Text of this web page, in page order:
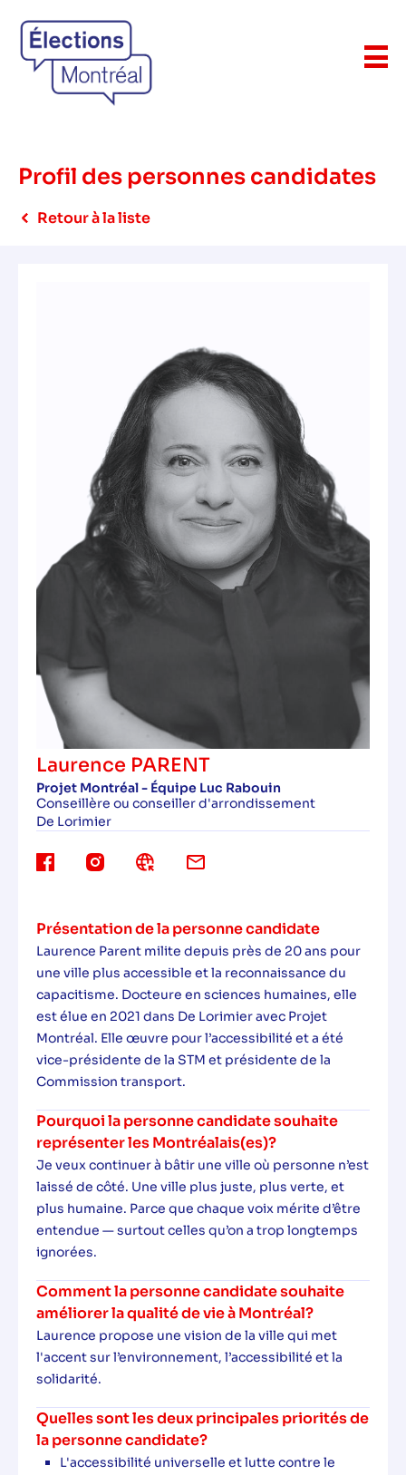
Profil des personnes candidates
Retour à la liste
Laurence PARENT
Projet Montréal - Équipe Luc Rabouin
Conseillère ou conseiller d'arrondissement
De Lorimier
Présentation de la personne candidate
Laurence Parent milite depuis près de 20 ans pour
une ville plus accessible et la reconnaissance du
capacitisme. Docteure en sciences humaines, elle
est élue en 2021 dans De Lorimier avec Projet
Montréal. Elle œuvre pour l’accessibilité et a été
vice-présidente de la STM et présidente de la
Commission transport.
Pourquoi la personne candidate souhaite
représenter les Montréalais(es)?
Je veux continuer à bâtir une ville où personne n’est
laissé de côté. Une ville plus juste, plus verte, et
plus humaine. Parce que chaque voix mérite d’être
entendue — surtout celles qu’on a trop longtemps
ignorées.
Comment la personne candidate souhaite
améliorer la qualité de vie à Montréal?
Laurence propose une vision de la ville qui met
l'accent sur l’environnement, l’accessibilité et la
solidarité.
Quelles sont les deux principales priorités de
la personne candidate?
L'accessibilité universelle et lutte contre le